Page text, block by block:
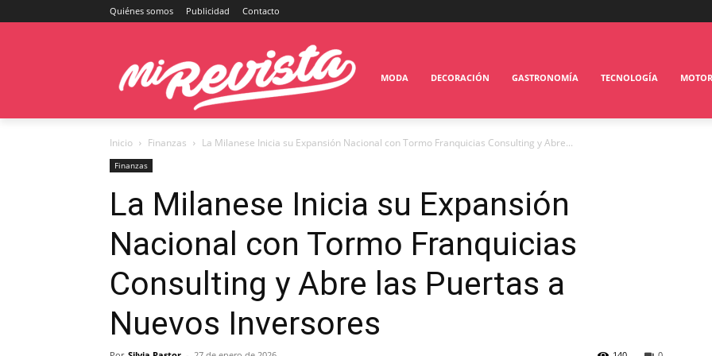
Quiénes somos Publicidad Contacto
MODA DECORACIÓN GASTRONOMÍA TECNOLOGÍA MOTOR
Inicio Finanzas La Milanese Inicia su Expansión Nacional con Tormo Franquicias Consulting y Abre...
Finanzas
La Milanese Inicia su Expansión
Nacional con Tormo Franquicias
Consulting y Abre las Puertas a
Nuevos Inversores